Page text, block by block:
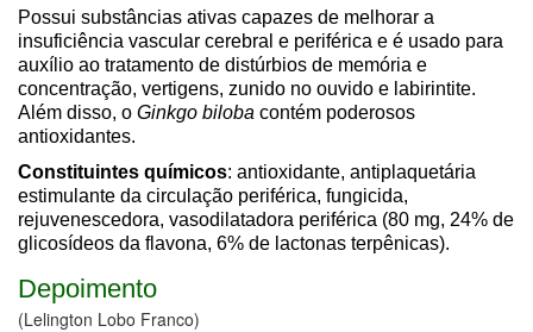
Possui substâncias ativas capazes de melhorar a
insuficiência vascular cerebral e periférica e é usado para
auxílio ao tratamento de distúrbios de memória e
concentração, vertigens, zunido no ouvido e labirintite.
Além disso, o Ginkgo biloba contém poderosos
antioxidantes.
Constituintes químicos: antioxidante, antiplaquetária
estimulante da circulação periférica, fungicida,
rejuvenescedora, vasodilatadora periférica (80 mg, 24% de
glicosídeos da flavona, 6% de lactonas terpênicas).
Depoimento
(Lelington Lobo Franco)